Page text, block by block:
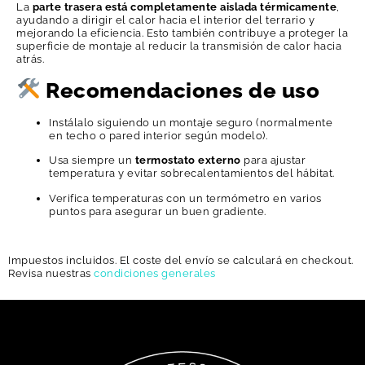
La parte trasera está completamente aislada térmicamente,
ayudando a dirigir el calor hacia el interior del terrario y
mejorando la eficiencia. Esto también contribuye a proteger la
superficie de montaje al reducir la transmisión de calor hacia
atrás.
Recomendaciones de uso
Instálalo siguiendo un montaje seguro (normalmente
en techo o pared interior según modelo).
Usa siempre un termostato externo para ajustar
temperatura y evitar sobrecalentamientos del hábitat.
Verifica temperaturas con un termómetro en varios
puntos para asegurar un buen gradiente.
Impuestos incluidos. El coste del envío se calculará en checkout.
Revisa nuestras condiciones generales